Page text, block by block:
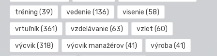
tréning (39) vedenie (136) visenie (58)
vrtuľník(361) vzdelávanie (63) vzlet (60)
výcvik(318) výcvik manažérov(41) výroba (41)